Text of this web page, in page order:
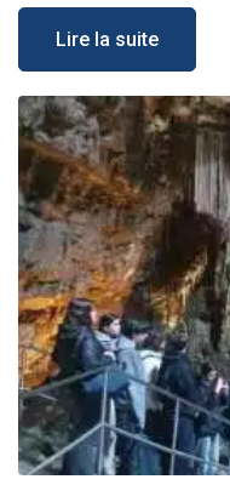
Lire la suite